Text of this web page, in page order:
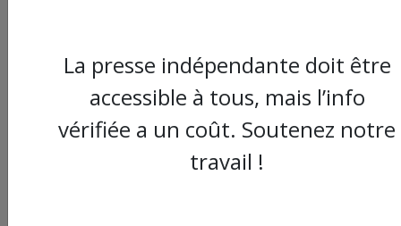
Commander le dernier numéro papier du
Poing !
La presse indépendante doit être
accessible à tous, mais l’info
vérifiée a un coût. Soutenez notre
travail !